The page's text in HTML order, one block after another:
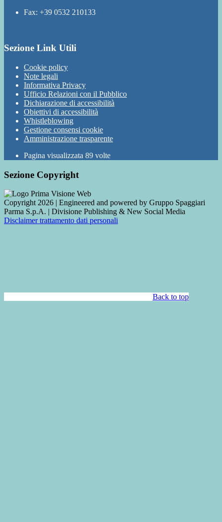
Fax: +39 0532 210133
Sezione Link Utili
Cookie policy
Note legali
Informativa Privacy
Ufficio Relazioni con il Pubblico
Dichiarazione di accessibilità
Obiettivi di accessibilità
Whistleblowing
Gestione consensi cookie
Amministrazione trasparente
Pagina visualizzata 89 volte
Sezione Copyright
Copyright 2026 | Engineered and powered by Gruppo Spaggiari
Parma S.p.A. | Divisione Publishing & New Social Media
Disclaimer trattamento dati personali
Back to top